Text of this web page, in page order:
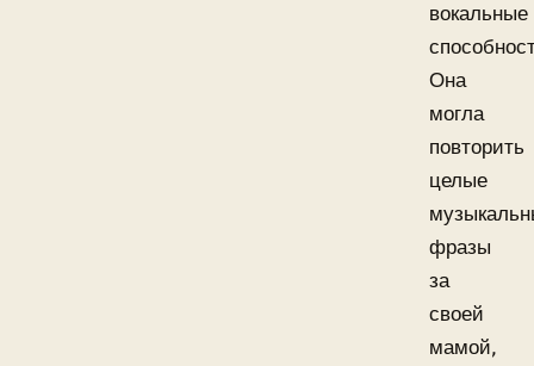
вокальные
Она
могла
повторить
целые
фразы
за
своей
мамой,